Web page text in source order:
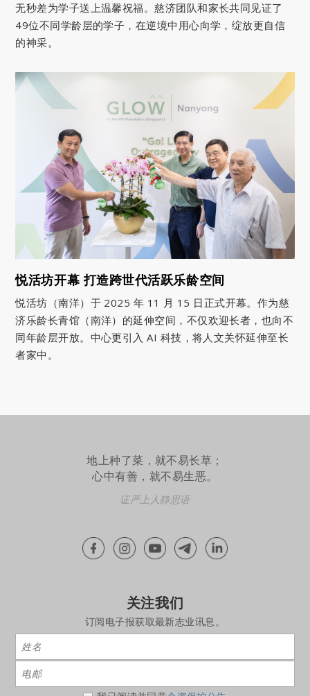
无秒差为学子送上温馨祝福。慈济团队和家长共同见证了
49位不同学龄层的学子，在逆境中用心向学，绽放更自信
的神采。
悦活坊开幕 打造跨世代活跃乐龄空间
悦活坊（南洋）于 2025 年 11 月 15 日正式开幕。作为慈
济乐龄长青馆（南洋）的延伸空间，不仅欢迎长者，也向不
同年龄层开放。中心更引入 AI 科技，将人文关怀延伸至长
者家中。
地上种了菜，就不易长草；
心中有善，就不易生恶。
证严上人静思语
关注我们
订阅电子报获取最新志业讯息。